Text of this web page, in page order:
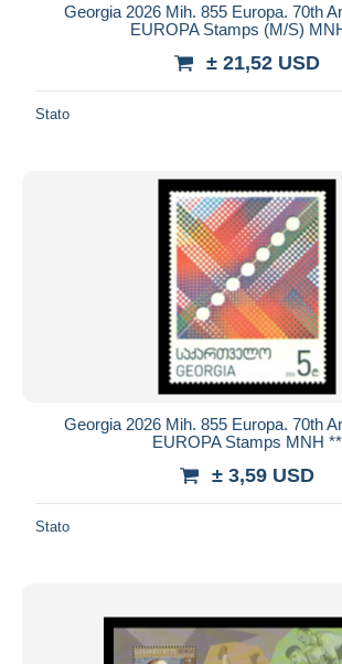
Georgia 2026 Mih. 855 Europa. 70th
EUROPA Stamps (M/S)
± 21,52 USD
Stato
Georgia 2026 Mih. 855 Europa. 70th
EUROPA Stamps MNH **
± 3,59 USD
Stato